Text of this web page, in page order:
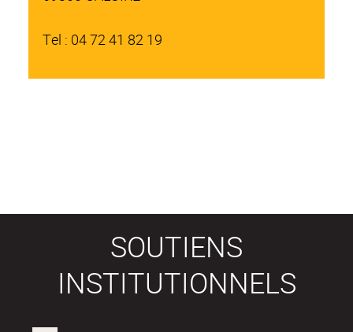
Tel : 04 72 41 82 19
SOUTIENS
INSTITUTIONNELS